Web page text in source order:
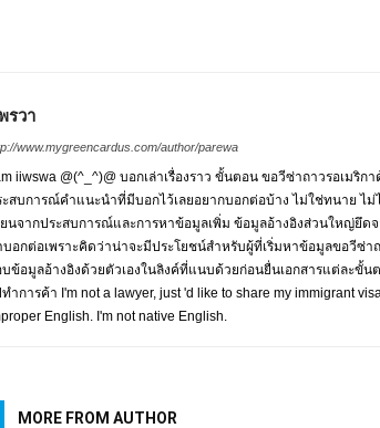
รวา
www.mygreencardus.com/author/parewa
iiwswa @(^_^)@ บอกเล่าเรื่องราว ขั้นตอน ขอวีซ่าถาวรอเมริก
ะสบการณ์คำแนะนำที่มีบอกไว้เลยอยากบอกต่อบ้าง ไม่ใช่ทนาย ไ
ยนจากประสบการณ์และการหาข้อมูลเพิ่ม ข้อมูลอ้างอิงส่วนใหญ่ยึดจ
อกต่อเพราะคิดว่าน่าจะมีประโยชน์สำหรับผู้ที่เริ่มหาข้อมูลขอวีซ่า
บข้อมูลอ้างอิงด้วยตัวเองในลิงค์ที่แนบด้วยก่อนยื่นเอกสารแต่ละขั้
ำการค้า I'm not a lawyer, just 'd like to share my immigrant
English. I'm not native English.
MORE FROM AUTHOR